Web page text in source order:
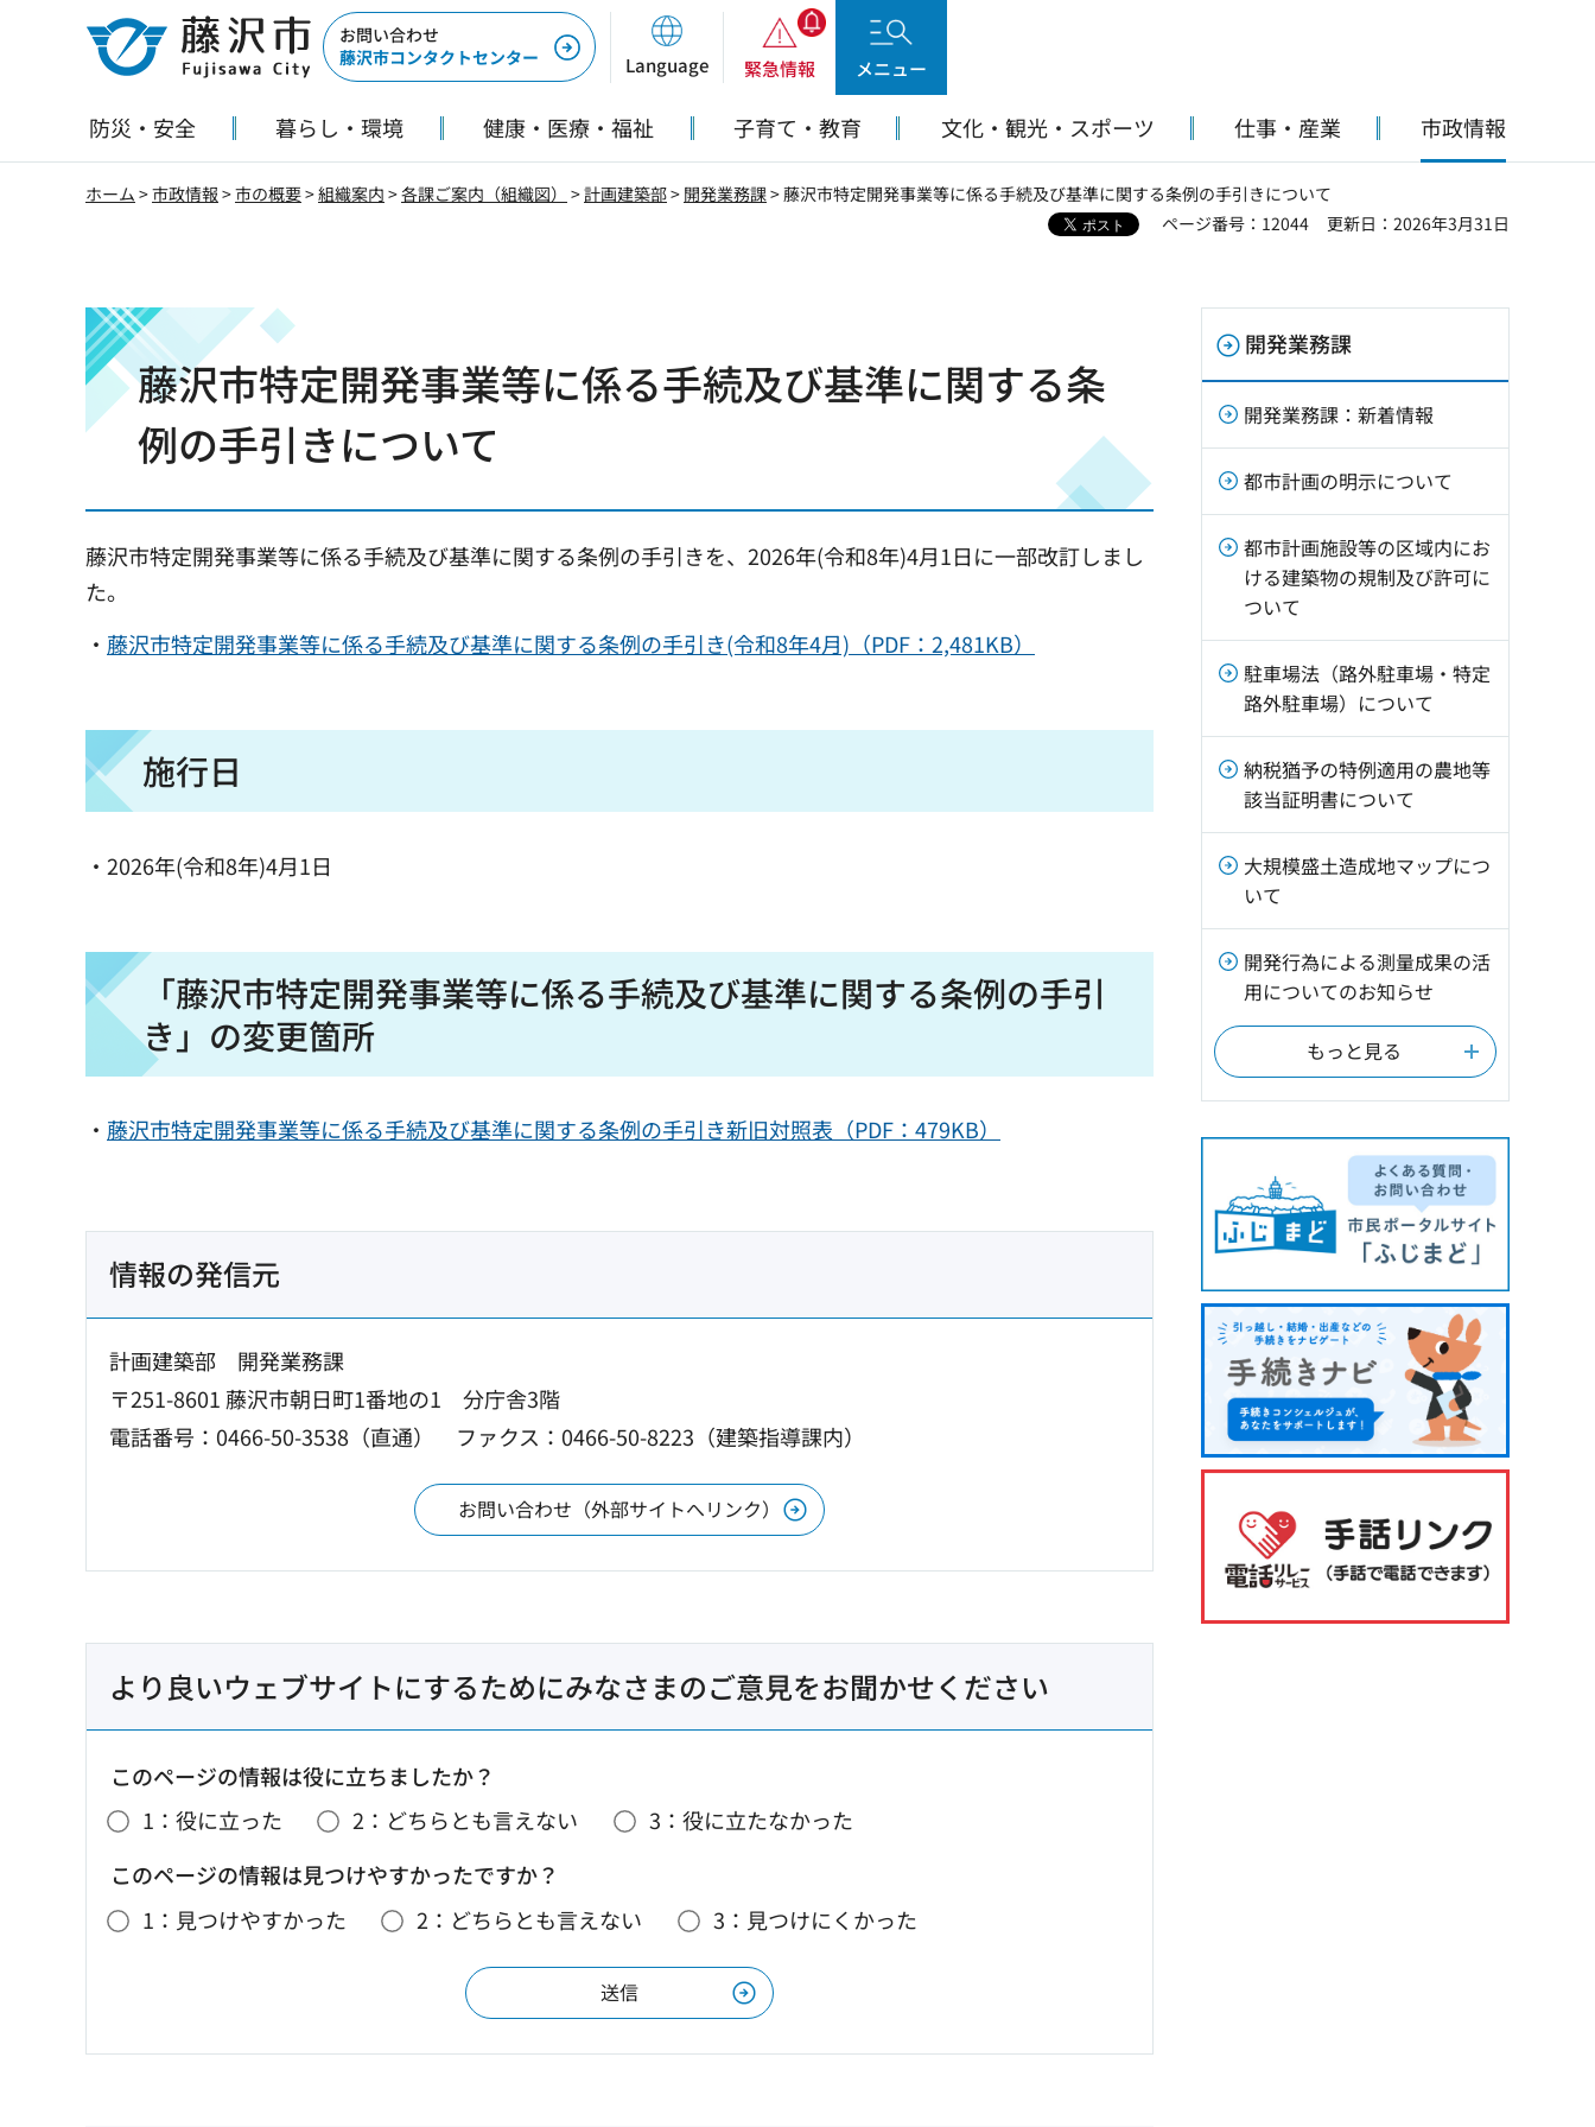
藤沢市
お問い合わせ
藤沢市コンタクトセンター
Language 緊急情報 メニュー
防災・安全 暮らし・環境 健康・医療・福祉 子育て・教育 文化・観光・スポーツ 仕事・産業 市政情報
ホーム >市政情報 >市の概要>組織案内 >各課ご案内（組織図） >計画建築部> 開発業務課> 藤沢市特定開発事業等に係る手続及び基準に関する条例の手引きについて
ページ番号：12044
更新日：2026年3月31日
藤沢市特定開発事業等に係る手続及び基準に関する条
例の手引きについて
藤沢市特定開発事業等に係る手続及び基準に関する条例の手引きを、2026年(令和8年)4月1日に一部改訂しまし
た。
・ 藤沢市特定開発事業等に係る手続及び基準に関する条例の手引き(令和8年4月)（PDF：2,481KB）
施行日
・2026年(令和8年)4月1日
「藤沢市特定開発事業等に係る手続及び基準に関する条例の手引
き」の変更箇所
・ 藤沢市特定開発事業等に係る手続及び基準に関する条例の手引き新旧対照表（PDF：479KB）
情報の発信元
計画建築部 開発業務課
〒251-8601 藤沢市朝日町1番地の1 分庁舎3階
電話番号：0466-50-3538（直通）
ファクス：0466-50-8223（建築指導課内）
お問い合わせ（外部サイトへリンク）
より良いウェブサイトにするためにみなさまのご意見をお聞かせください
このページの情報は役に立ちましたか？
1：役に立った
2：どちらとも言えない
3：役に立たなかった
このページの情報は見つけやすかったですか？
1：見つけやすかった
2：どちらとも言えない 3：見つけにくかった
開発業務課
開発業務課：新着情報
都市計画の明示について
都市計画施設等の区域内にお
ける建築物の規制及び許可に
ついて
駐車場法（路外駐車場・特定
路外駐車場）について
納税猶予の特例適用の農地等
該当証明書について
大規模盛土造成地マップにつ
いて
開発行為による測量成果の活
用についてのお知らせ
もっと見る